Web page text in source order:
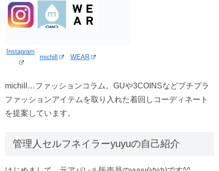
Instagram
michill WEAR
michill…ファッションコラム。GUや3COINSなどプチプラ
ファッションアイテムを取り入れた着回しコーディネート
を提案しています。
管理人セルフネイラーyuyuの自己紹介